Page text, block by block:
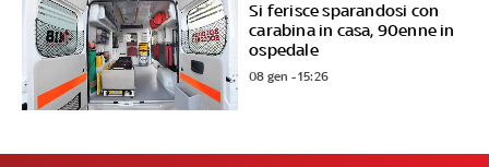
Si ferisce sparandosi con
carabina in casa, 90enne in
ospedale
08 gen - 15:26